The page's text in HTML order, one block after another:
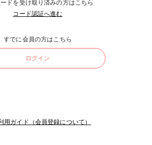
ドを受け取り済みの方はこちら
コード認証へ進む
すでに会員の方はこちら
ログイン
用ガイド（会員登録について）